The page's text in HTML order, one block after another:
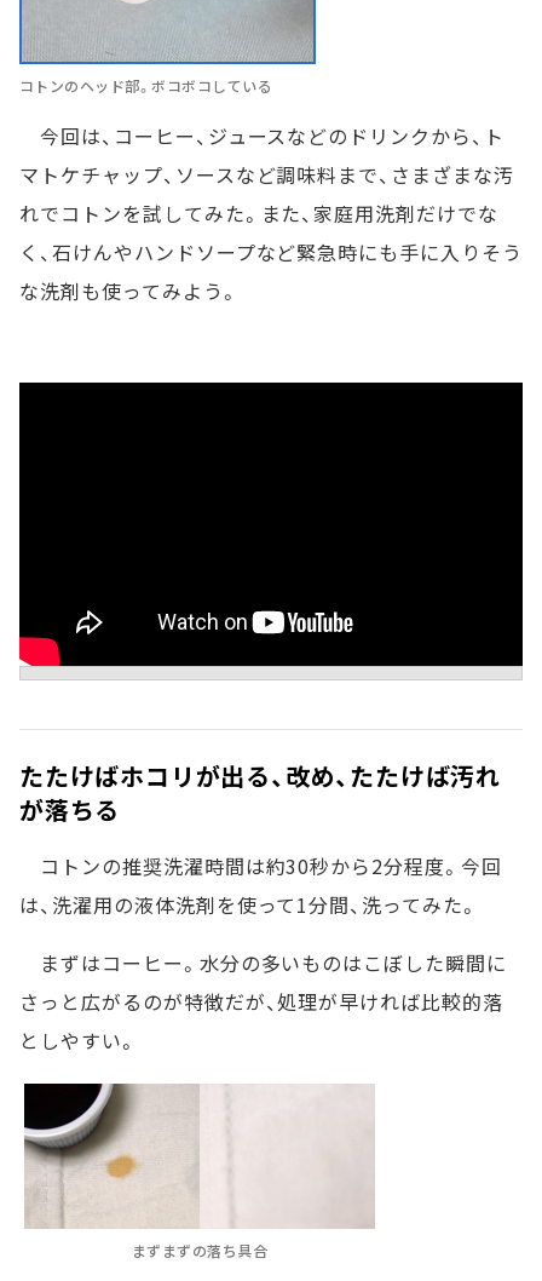
コトンのヘッド部。ボコボコしている
今回は、コーヒー、ジュースなどのドリンクから、ト
マトケチャップ、ソースなど調味料まで、さまざまな汚
れでコトンを試してみた。また、家庭用洗剤だけでな
く、石けんやハンドソープなど緊急時にも手に入りそう
な洗剤も使ってみよう。
たたけばホコリが出る、改め、たたけば汚れ
が落ちる
コトンの推奨洗濯時間は約30秒から2分程度。今回
は、洗濯用の液体洗剤を使って1分間、洗ってみた。
まずはコーヒー。水分の多いものはこぼした瞬間に
さっと広がるのが特徴だが、処理が早ければ比較的落
としやすい。
まずまずの落ち具合